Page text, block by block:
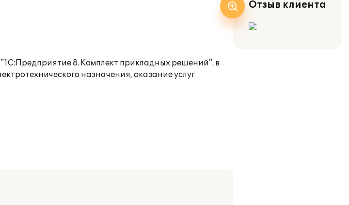
8. Комплект прикладных решений". в
назначения, оказание услуг
Отзыв клиента